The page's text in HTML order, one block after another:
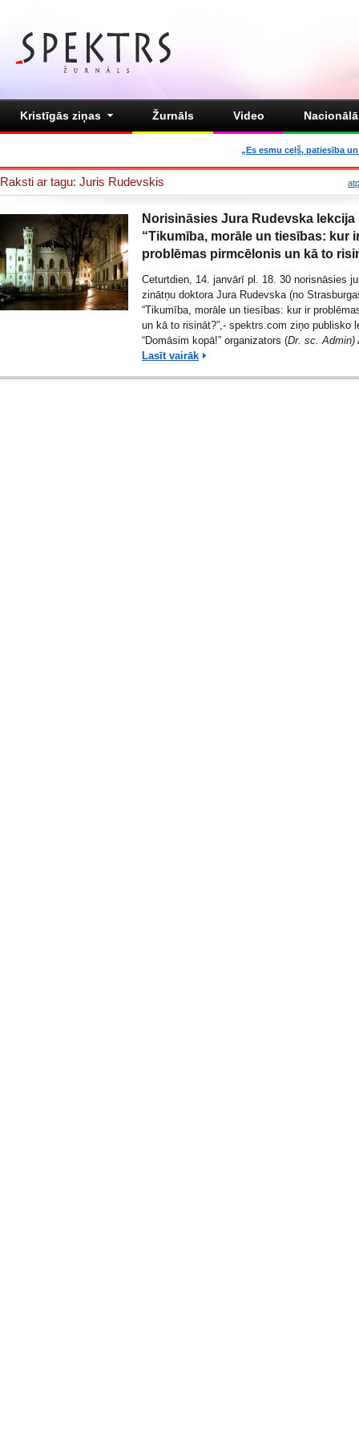
Kristīgās ziņas Žurnāls Video
„Es esmu ceļš, patiesība
Raksti ar tagu: Juris Rudevskis
Norisināsies Jura Rudevska lekcija
“Tikumība, morāle un tiesības: kur
problēmas pirmcēlonis un kā to
Ceturtdien, 14. janvārī pl. 18. 30 norisnāsies
zinātņu doktora Jura Rudevska (no
“Tikumība, morāle un tiesības: kur ir
un kā to risināt?”,- spektrs.com ziņo publisko
“Domāsim kopā!” organizators (Dr. sc. Admin)
Lasīt vairāk